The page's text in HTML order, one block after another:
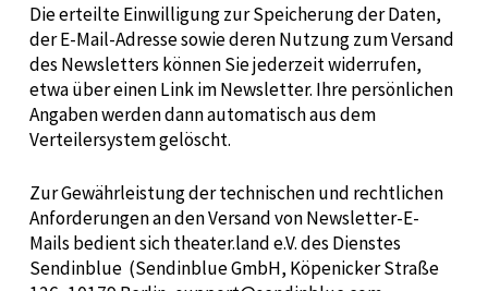
Die erteilte Einwilligung zur Speicherung der Daten,
der E-Mail-Adresse sowie deren Nutzung zum Versand
des Newsletters können Sie jederzeit widerrufen,
etwa über einen Link im Newsletter. Ihre persönlichen
Angaben werden dann automatisch aus dem
Verteilersystem gelöscht.
Zur Gewährleistung der technischen und rechtlichen
Anforderungen an den Versand von Newsletter-E-
Mails bedient sich theater.land e.V. des Dienstes
Sendinblue (Sendinblue GmbH, Köpenicker Straße